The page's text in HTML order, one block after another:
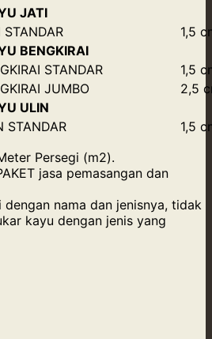
JATI
1,5
BENGKIRAI
STANDAR
1,5
JUMBO
2,5
ULIN
STANDAR
1,5
Persegi (m2).
jasa pemasangan dan
dengan nama dan jenisnya, tidak
kayu dengan jenis yang